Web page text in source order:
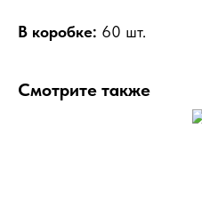
В коробке: 60 шт.
Смотрите также